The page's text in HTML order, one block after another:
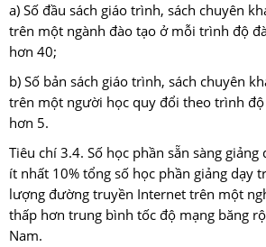
a) Số đầu sách giáo trình, sách chuyên
trên một ngành đào tạo ở mỗi trình độ
hơn 40;
b) Số bản sách giáo trình, sách chuyên
trên một người học quy đổi theo trình
hơn 5.
Tiêu chí 3.4. Số học phần sẵn sàng
ít nhất 10% tổng số học phần giảng dạy
lượng đường truyền Internet trên một
thấp hơn trung bình tốc độ mạng băng
Nam.